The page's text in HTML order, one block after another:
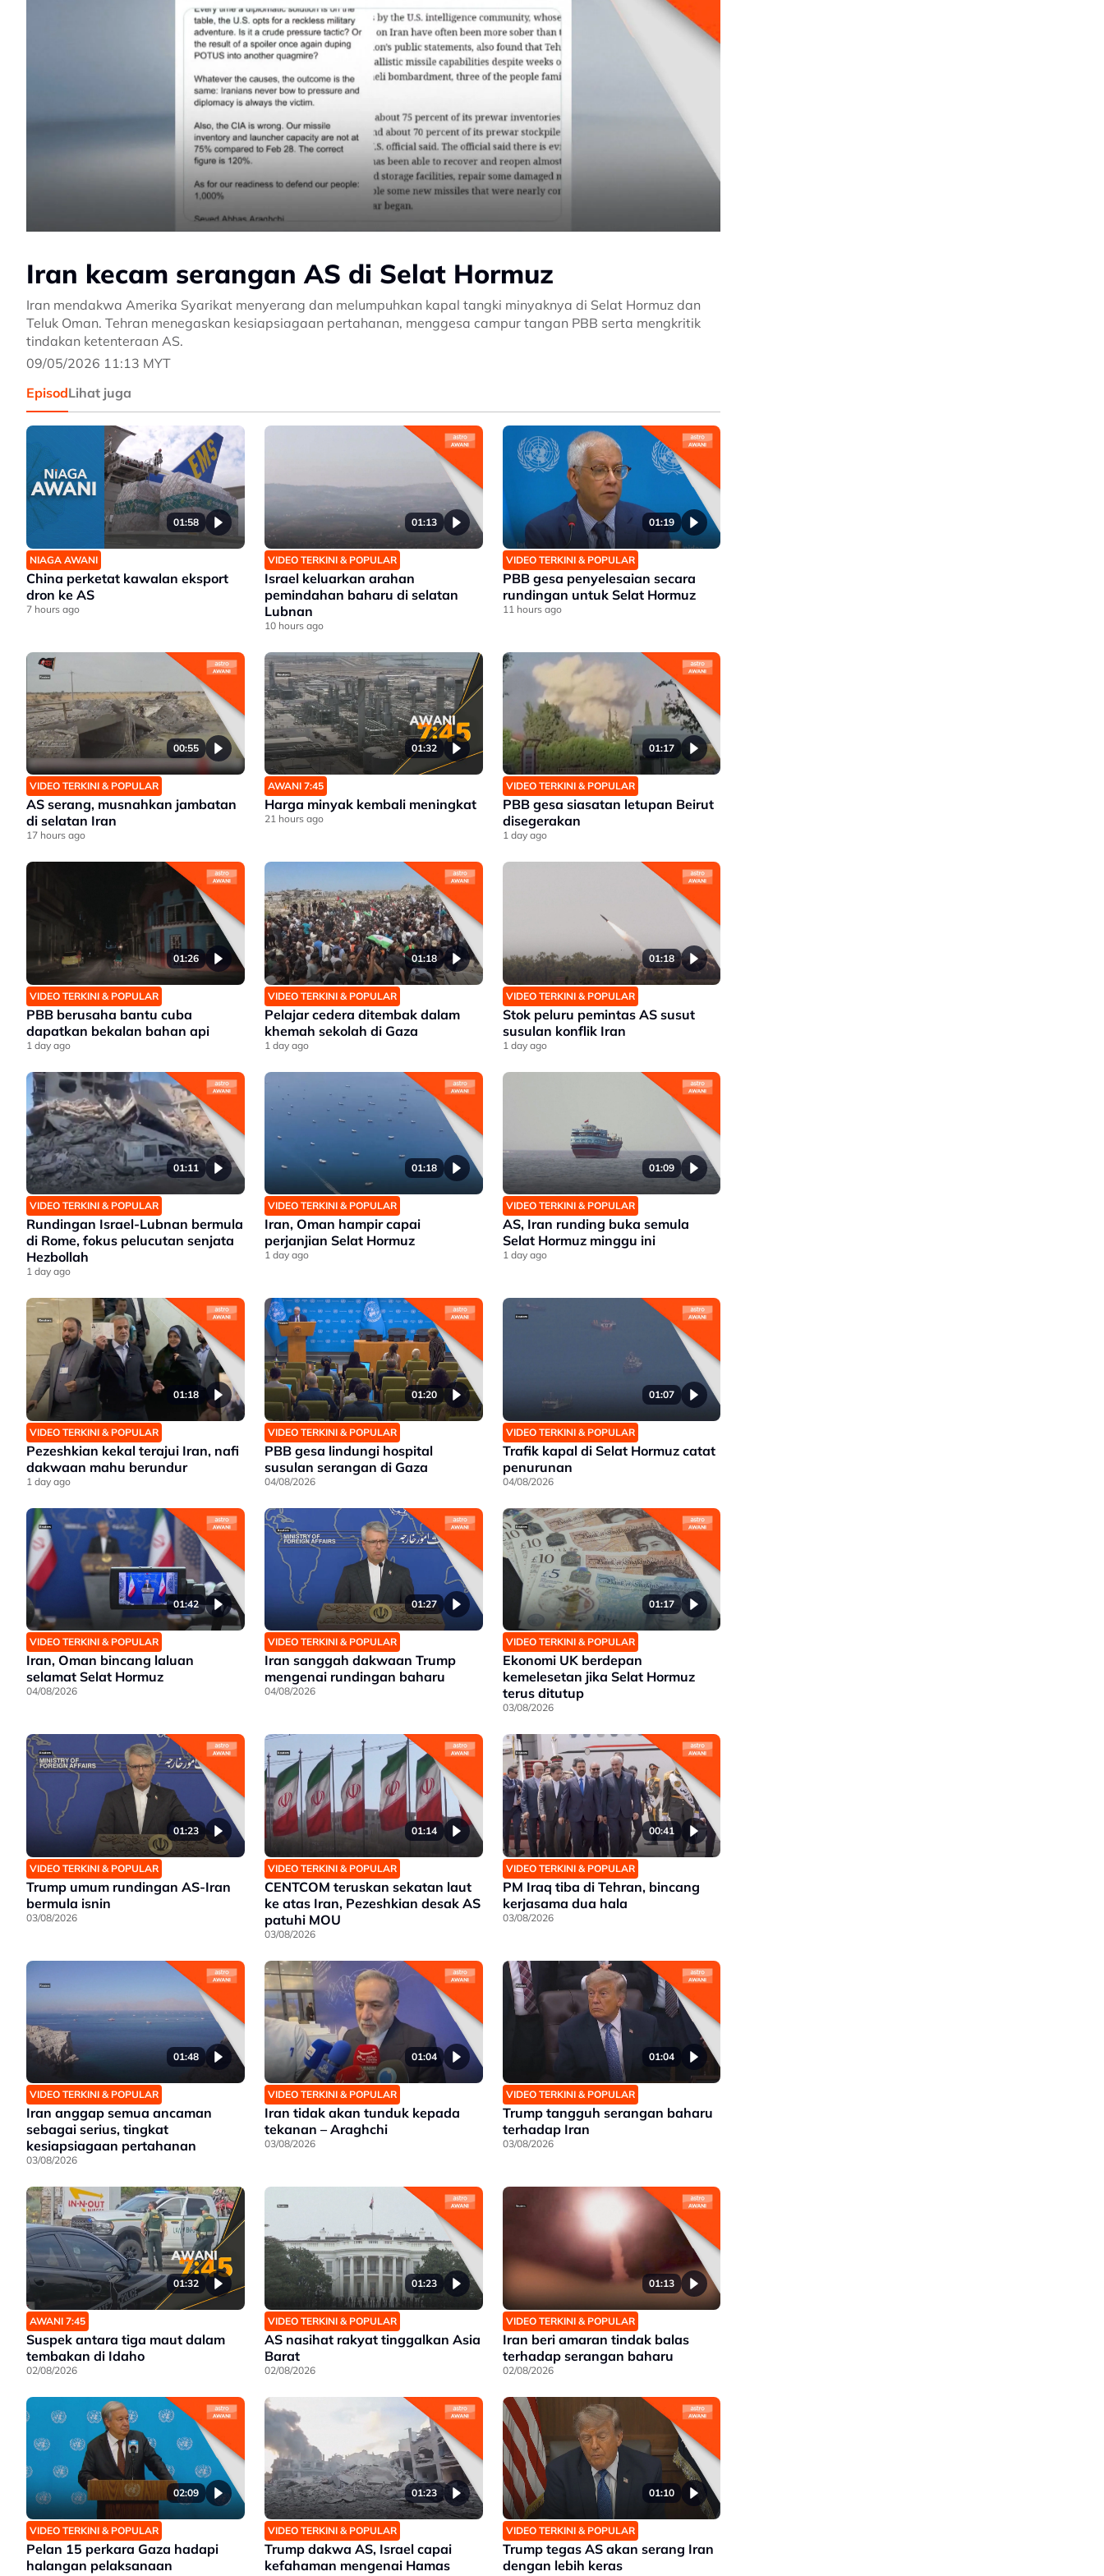
Iran kecam serangan AS di Selat Hormuz
Iran mendakwa Amerika Syarikat menyerang dan melumpuhkan kapal tangki minyaknya di Selat Hormuz dan
Teluk Oman. Tehran menegaskan kesiapsiagaan pertahanan, menggesa campur tangan PBB serta mengkritik
tindakan ketenteraan AS.
09/05/2026 11:13 MYT
EpisodLihat juga
01:58
NIAGA AWANI
China perketat kawalan eksport
dron ke AS
7 hours ago
01:13
VIDEO TERKINI & POPULAR
Israel keluarkan arahan
pemindahan baharu di selatan
Lubnan
10 hours ago
01:19
VIDEO TERKINI & POPULAR
PBB gesa penyelesaian secara
rundingan untuk Selat Hormuz
11 hours ago
00:55
VIDEO TERKINI & POPULAR
AS serang, musnahkan jambatan
di selatan Iran
17 hours ago
01:32
AWANI 7:45
Harga minyak kembali meningkat
21 hours ago
01:17
VIDEO TERKINI & POPULAR
PBB gesa siasatan letupan Beirut
disegerakan
1 day ago
01:26
VIDEO TERKINI & POPULAR
PBB berusaha bantu cuba
dapatkan bekalan bahan api
1 day ago
01:18
VIDEO TERKINI & POPULAR
Pelajar cedera ditembak dalam
khemah sekolah di Gaza
1 day ago
01:18
VIDEO TERKINI & POPULAR
Stok peluru pemintas AS susut
susulan konflik Iran
1 day ago
01:11
VIDEO TERKINI & POPULAR
Rundingan Israel-Lubnan bermula
di Rome, fokus pelucutan senjata
Hezbollah
1 day ago
01:18
VIDEO TERKINI & POPULAR
Iran, Oman hampir capai
perjanjian Selat Hormuz
1 day ago
01:09
VIDEO TERKINI & POPULAR
AS, Iran runding buka semula
Selat Hormuz minggu ini
1 day ago
01:18
VIDEO TERKINI & POPULAR
Pezeshkian kekal terajui Iran, nafi
dakwaan mahu berundur
1 day ago
01:20
VIDEO TERKINI & POPULAR
PBB gesa lindungi hospital
susulan serangan di Gaza
04/08/2026
01:07
VIDEO TERKINI & POPULAR
Trafik kapal di Selat Hormuz catat
penurunan
04/08/2026
01:42
VIDEO TERKINI & POPULAR
Iran, Oman bincang laluan
selamat Selat Hormuz
04/08/2026
01:27
VIDEO TERKINI & POPULAR
Iran sanggah dakwaan Trump
mengenai rundingan baharu
04/08/2026
01:17
VIDEO TERKINI & POPULAR
Ekonomi UK berdepan
kemelesetan jika Selat Hormuz
terus ditutup
03/08/2026
01:23
VIDEO TERKINI & POPULAR
Trump umum rundingan AS-Iran
bermula isnin
03/08/2026
01:14
VIDEO TERKINI & POPULAR
CENTCOM teruskan sekatan laut
ke atas Iran, Pezeshkian desak AS
patuhi MOU
03/08/2026
00:41
VIDEO TERKINI & POPULAR
PM Iraq tiba di Tehran, bincang
kerjasama dua hala
03/08/2026
01:48
VIDEO TERKINI & POPULAR
Iran anggap semua ancaman
sebagai serius, tingkat
kesiapsiagaan pertahanan
03/08/2026
01:04
VIDEO TERKINI & POPULAR
Iran tidak akan tunduk kepada
tekanan – Araghchi
03/08/2026
01:04
VIDEO TERKINI & POPULAR
Trump tangguh serangan baharu
terhadap Iran
03/08/2026
01:32
AWANI 7:45
Suspek antara tiga maut dalam
tembakan di Idaho
02/08/2026
01:23
VIDEO TERKINI & POPULAR
AS nasihat rakyat tinggalkan Asia
Barat
02/08/2026
01:13
VIDEO TERKINI & POPULAR
Iran beri amaran tindak balas
terhadap serangan baharu
02/08/2026
02:09
VIDEO TERKINI & POPULAR
Pelan 15 perkara Gaza hadapi
halangan pelaksanaan
01:23
VIDEO TERKINI & POPULAR
Trump dakwa AS, Israel capai
kefahaman mengenai Hamas
01:10
VIDEO TERKINI & POPULAR
Trump tegas AS akan serang Iran
dengan lebih keras